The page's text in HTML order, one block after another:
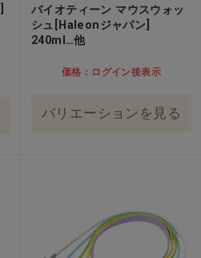
バイオティーン マウスウォッ
シュ[Haleonジャパン]
240ml…他
価格：ログイン後表示
バリエーションを見る